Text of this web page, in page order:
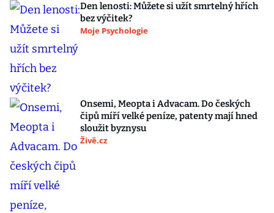
Den lenosti: Můžete si užít smrtelný hřích
bez výčitek?
Moje Psychologie
Onsemi, Meopta i Advacam. Do českých
čipů míří velké peníze, patenty mají hned
sloužit byznysu
Živě.cz